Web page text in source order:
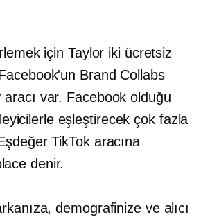
için Taylor iki ücretsiz
Brand Collabs
aracı var. Facebook olduğu
eşleştirecek çok fazla
TikTok aracına
denir.
demografinize ve alıcı